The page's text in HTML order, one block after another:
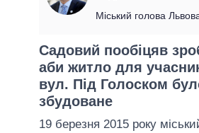
ОГЛЯДИ
ПРЕЗИДЕНТ І ОФІС
КАБІНЕТ МІНІСТРІВ
ГОЛОВИ
МЕРИ МІСТ
ВІДЕО
ПІДТРИМАТИ
ПОРІВНЯННЯ
Міський голова
Садовий пообіцяв
аби житло для
вул. Під Голоском
збудоване
19 березня 2015 року